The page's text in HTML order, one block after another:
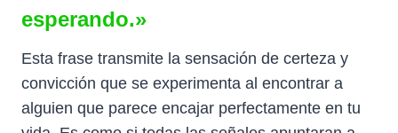
esperando.»
Esta frase transmite la sensación de certeza y
convicción que se experimenta al encontrar a
alguien que parece encajar perfectamente en tu